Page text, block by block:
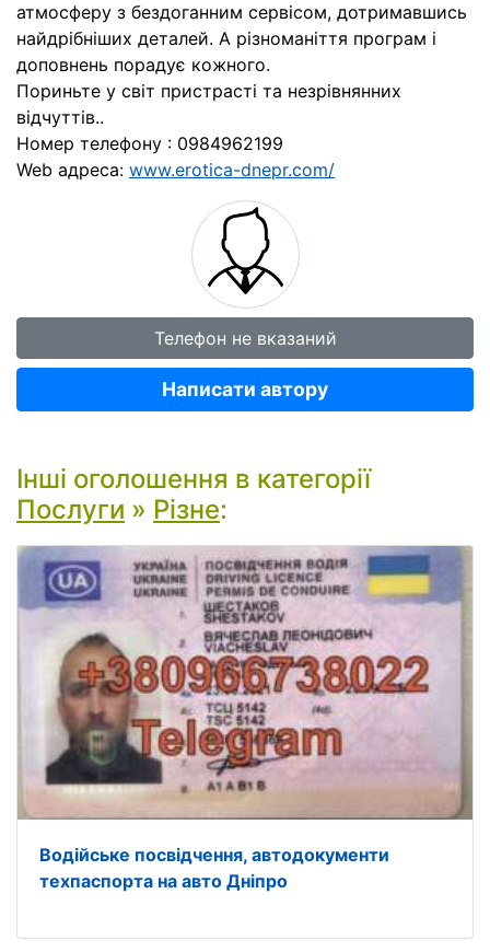
атмосферу з бездоганним сервісом, дотримавшись
найдрібніших деталей. А різноманіття програм і
доповнень порадує кожного.
Пориньте у світ пристрасті та незрівнянних
відчуттів..
Номер телефону : 0984962199
Web адреса: www.erotica-dnepr.com/
Телефон не вказаний
Написати автору
Інші оголошення в категорії
Послуги » Різне:
Водійське посвідчення, автодокументи
техпаспорта на авто Дніпро